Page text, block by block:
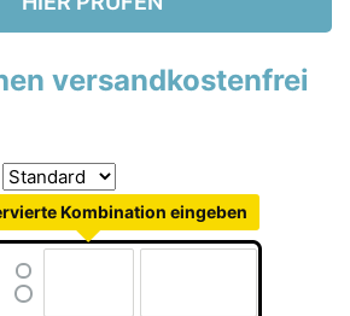
versandkostenfrei
Kombination eingeben